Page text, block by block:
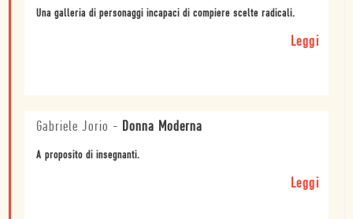
Una galleria di personaggi incapaci di compiere scelte radicali.
Leggi
Gabriele Jorio - Donna Moderna
A proposito di insegnanti.
Leggi